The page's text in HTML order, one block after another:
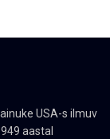
USA-s ilmuv
aastal